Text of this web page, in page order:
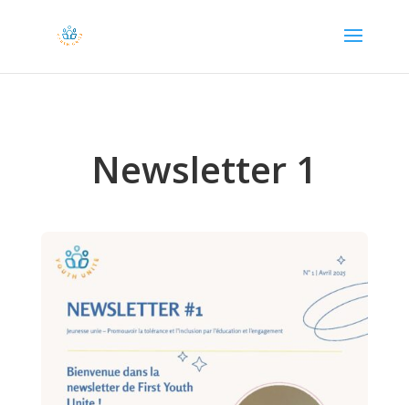
Newsletter 1